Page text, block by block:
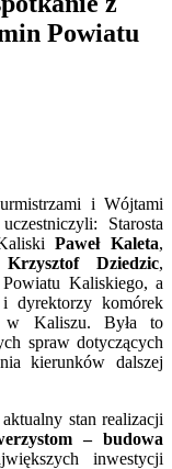
Powiatu
i Wójtami
Starosta
Paweł Kaleta,
Krzysztof Dziedzic,
Kaliskiego, a
i dyrektorzy komórek
w Kaliszu. Była to
spraw dotyczących
kierunków dalszej
stan realizacji
– budowa
inwestycji